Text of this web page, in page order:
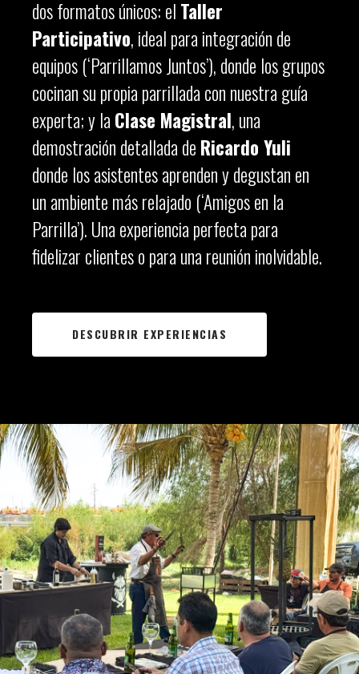
dos formatos únicos: el Taller
Participativo, ideal para integración de
equipos (‘Parrillamos Juntos’), donde los grupos
cocinan su propia parrillada con nuestra guía
experta; y la Clase Magistral, una
demostración detallada de Ricardo Yuli
donde los asistentes aprenden y degustan en
un ambiente más relajado (‘Amigos en la
Parrilla’). Una experiencia perfecta para
fidelizar clientes o para una reunión inolvidable.
DESCUBRIR EXPERIENCIAS